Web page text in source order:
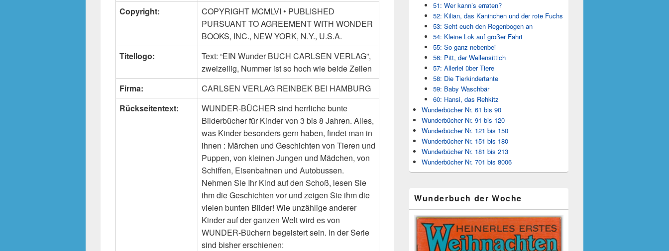
Copyright:
COPYRIGHT MCMLVI • PUBLISHED
PURSUANT TO AGREEMENT WITH WONDER
BOOKS, INC., NEW YORK, N.Y., U.S.A.
Titellogo:
Text: “EIN Wunder BUCH CARLSEN VERLAG”,
zweizeilig, Nummer ist so hoch wie beide Zeilen
Firma:
CARLSEN VERLAG REINBEK BEI HAMBURG
Rückseitentext:
WUNDER-BÜCHER sind herrliche bunte
Bilderbücher für Kinder von 3 bis 8 Jahren. Alles,
was Kinder besonders gern haben, findet man in
ihnen : Märchen und Geschichten von Tieren und
Puppen, von kleinen Jungen und Mädchen, von
Schiffen, Eisenbahnen und Autobussen.
Nehmen Sie Ihr Kind auf den Schoß, lesen Sie
ihm die Geschichten vor und zeigen Sie ihm die
vielen bunten Bilder! Wie unzählige anderer
Kinder auf der ganzen Welt wird es von
WUNDER-Büchern begeistert sein. In der Serie
sind bisher erschienen:
51: Wer kann’s erraten?
52: Kilian, das Kaninchen und der rote Fuchs
53: Seht euch den Regenbogen an
54: Kleine Lok auf großer Fahrt
55: So ganz nebenbei
56: Pitt, der Wellensittich
57: Allerlei über Tiere
58: Die Tierkindertante
59: Baby Waschbär
60: Hansi, das Rehkitz
Wunderbücher Nr. 61 bis 90
Wunderbücher Nr. 91 bis 120
Wunderbücher Nr. 121 bis 150
Wunderbücher Nr. 151 bis 180
Wunderbücher Nr. 181 bis 213
Wunderbücher Nr. 701 bis 8006
Wunderbuch der Woche